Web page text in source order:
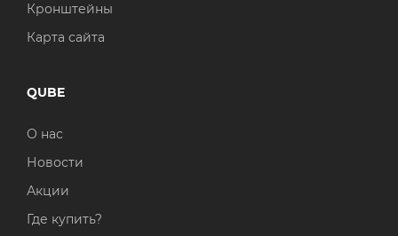
Кронштейны
Карта сайта
QUBE
О нас
Новости
Акции
Где купить?